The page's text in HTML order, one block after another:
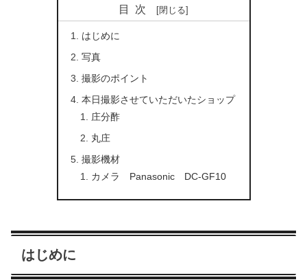
目次
はじめに
写真
撮影のポイント
本日撮影させていただいたショップ
庄分酢
丸庄
撮影機材
カメラ Panasonic DC-GF10
はじめに